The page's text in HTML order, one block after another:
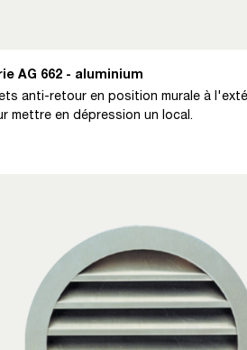
AG 662 - aluminium
anti-retour en position murale à
mettre en dépression un local.